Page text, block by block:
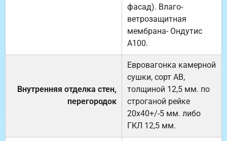
фасад). Влаго-
ветрозащитная
мембрана- Ондутис
А100.
Внутренняя отделка стен,
перегородок
Евровагонка камерной
сушки, сорт АВ,
толщиной 12,5 мм. по
строганой рейке
20х40+/-5 мм. либо
ГКЛ 12,5 мм.